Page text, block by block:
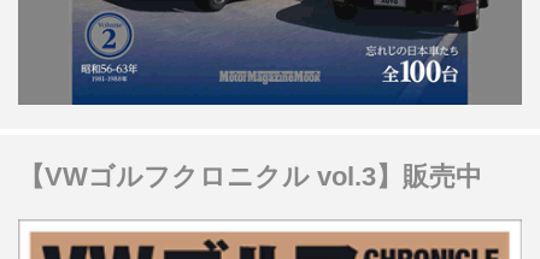
【VWゴルフクロニクル vol.3】販売中